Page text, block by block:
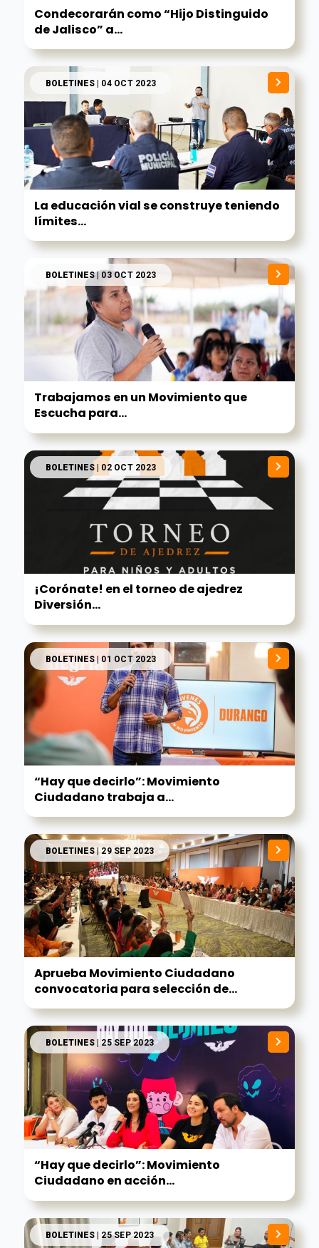
Condecorarán como “Hijo Distinguido
de Jalisco” a...
BOLETINES| 04 OCT 2023
La educación vial se construye teniendo
límites...
BOLETINES| 03 OCT 2023
Trabajamos en un Movimiento que
Escucha para...
BOLETINES| 02 OCT 2023
¡Corónate! en el torneo de ajedrez
Diversión...
BOLETINES| 01 OCT 2023
“Hay que decirlo”: Movimiento
Ciudadano trabaja a...
BOLETINES| 29 SEP 2023
Aprueba Movimiento Ciudadano
convocatoria para selección de...
BOLETINES| 25 SEP 2023
“Hay que decirlo”: Movimiento
Ciudadano en acción...
BOLETINES| 25 SEP 2023